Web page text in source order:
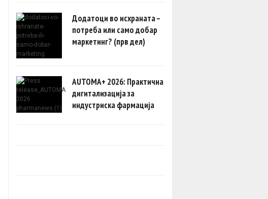
Додатоци во исхраната –
потреба или само добар
маркетинг? (прв дел)
AUTOMA+ 2026: Практична
дигитализација за
индустриска фармација